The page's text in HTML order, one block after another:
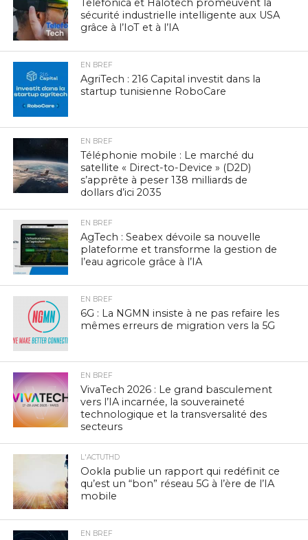
Telefónica et Halotech promeuvent la
sécurité industrielle intelligente aux USA
grâce à l’IoT et à l’IA
EN BREF
AgriTech : 216 Capital investit dans la
startup tunisienne RoboCare
EN BREF
Téléphonie mobile : Le marché du
satellite « Direct-to-Device » (D2D)
s’apprête à peser 138 milliards de
dollars d’ici 2035
EN BREF
AgTech : Seabex dévoile sa nouvelle
plateforme et transforme la gestion de
l’eau agricole grâce à l’IA
EN BREF
6G : La NGMN insiste à ne pas refaire les
mêmes erreurs de migration vers la 5G
EN BREF
VivaTech 2026 : Le grand basculement
vers l’IA incarnée, la souveraineté
technologique et la transversalité des
secteurs
L'ACTUTHD
Ookla publie un rapport qui redéfinit ce
qu’est un “bon” réseau 5G à l’ère de l’IA
mobile
EN BREF